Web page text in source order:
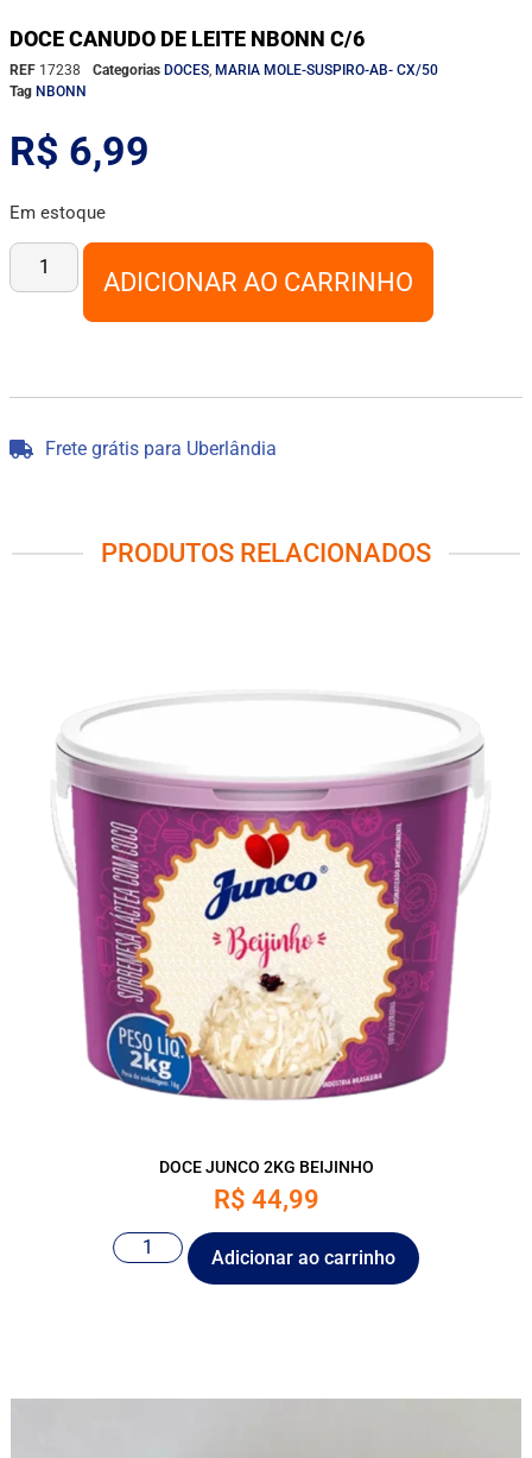
DOCE CANUDO DE LEITE NBONN C/6
REF 17238 Categorias DOCES MARIA MOLE-SUSPIRO-AB- CX/50
Tag NBONN
R$ 6,99
Em estoque
ADICIONAR AO CARRINHO
Frete grátis para Uberlândia
PRODUTOS RELACIONADOS
DOCE JUNCO 2KG BEIJINHO
R$ 44,99
Adicionar ao carrinho